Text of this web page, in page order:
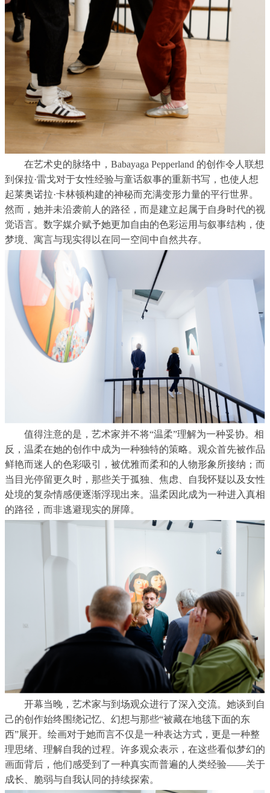
在艺术史的脉络中， Babayaga Pepperland 的创作令人联想
到保拉·雷戈对于女性经验与童话叙事的重新书写，也使人想
起莱奥诺拉·卡林顿构建的神秘而充满变形力量的平行世界。
然而，她并未沿袭前人的路径，而是建立起属于自身时代的视
觉语言。数字媒介赋予她更加自由的色彩运用与叙事结构，使
梦境、寓言与现实得以在同一空间中自然共存。
值得注意的是，艺术家并不将“温柔”理解为一种妥协。相
反，温柔在她的创作中成为一种独特的策略。观众首先被作品
鲜艳而迷人的色彩吸引，被优雅而柔和的人物形象所接纳；而
当目光停留更久时，那些关于孤独、焦虑、自我怀疑以及女性
处境的复杂情感便逐渐浮现出来。温柔因此成为一种进入真相
的路径，而非逃避现实的屏障。
开幕当晚，艺术家与到场观众进行了深入交流。她谈到自
己的创作始终围绕记忆、幻想与那些“被藏在地毯下面的东
西”展开。绘画对于她而言不仅是一种表达方式，更是一种整
理思绪、理解自我的过程。许多观众表示，在这些看似梦幻的
画面背后，他们感受到了一种真实而普遍的人类经验——关于
成长、脆弱与自我认同的持续探索。